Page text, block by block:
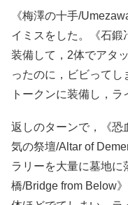
《梅澤の十手/
イミスをした。《石鍛
装備して，2体でアタ
ったのに，ビビって
トークンに装備し，ラ
返しのターンで，《恐
気の祭壇/Altar of
ラリーを大量に墓地に
橋/Bridge from Below